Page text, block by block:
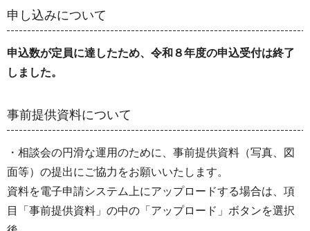
申し込みについて
申込数が定員に達したため、令和８年度の申込受付は終了
しました。
事前提供資料について
・相談会の円滑な運用のために、事前提供資料（写真、図
面等）の提出にご協力をお願いいたします。
資料を電子申請システム上にアップロードする場合は、項
目「事前提供資料」の中の「アップロード」ボタンを選択